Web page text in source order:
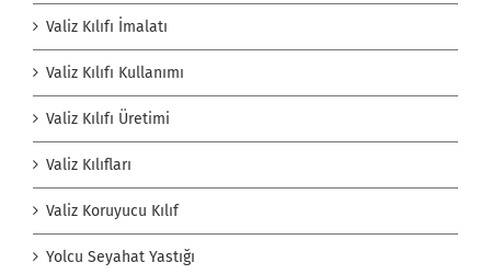
Valiz Kılıfı İmalatı
Valiz Kılıfı Kullanımı
Valiz Kılıfı Üretimi
Valiz Kılıfları
Valiz Koruyucu Kılıf
Yolcu Seyahat Yastığı